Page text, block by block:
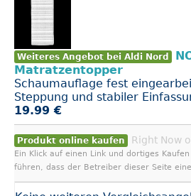
Weiteres Angebot bei Aldi Nord
Matratzentopper
Schaumauflage fest
Steppung und stabiler
19.99 €
Produkt online kaufen Right Now
Ein Klick auf einen Link und dortiges
führen, dass der Betreiber dieser Seite